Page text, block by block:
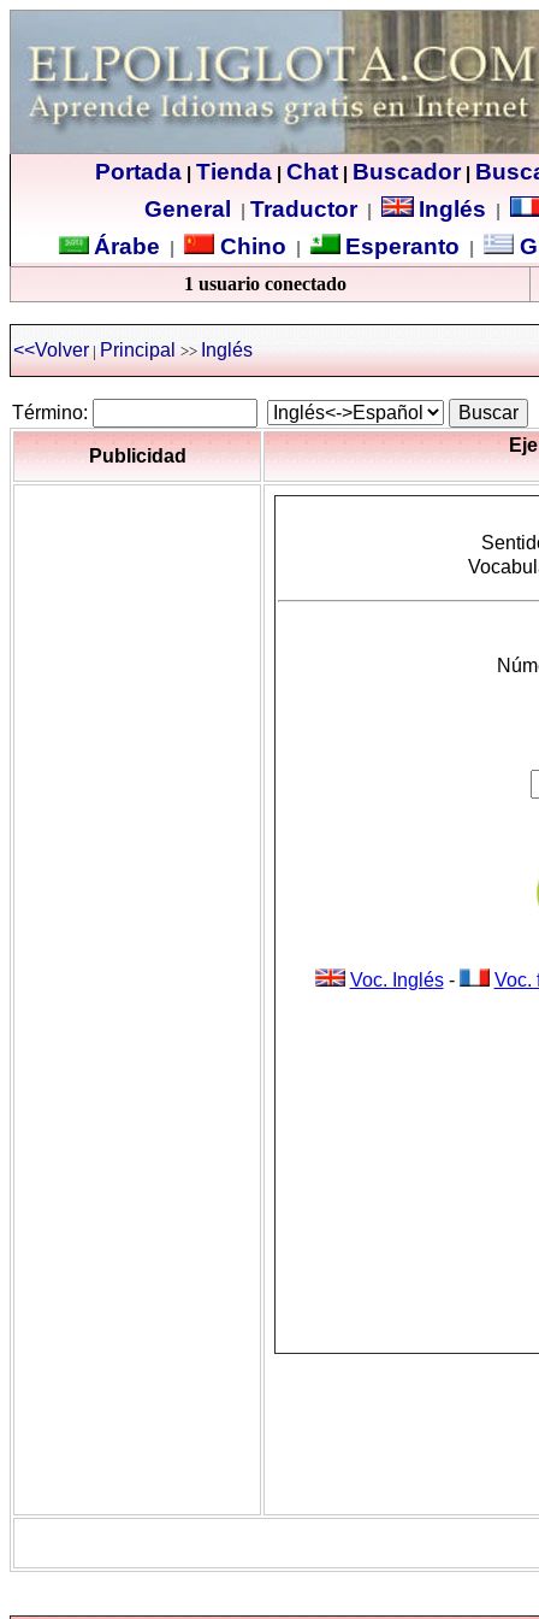
Portada| Tienda| Chat| Buscador|
General
Traductor| Inglés
Árabe Chino Esperanto
1 usuario conectado
<<Volver | Principal >> Inglés
Término:
Publicidad